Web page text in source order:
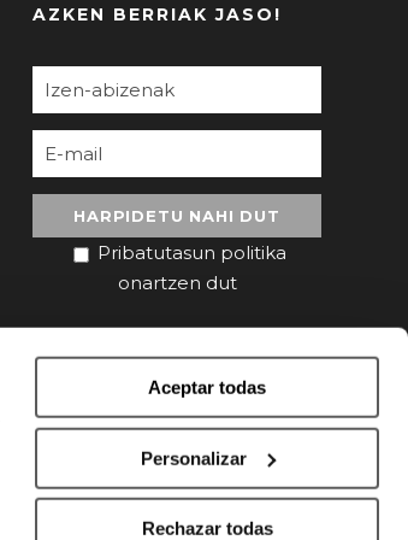
Aceptar todas
Personalizar
Rechazar todas
AZKEN BERRIAK JASO!
Pribatutasun politika
onartzen dut